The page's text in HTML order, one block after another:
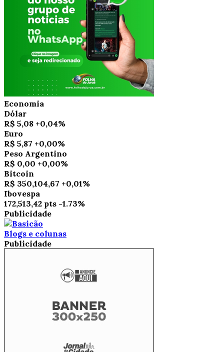
Economia
Dólar
R$ 5,08 +0,04%
Euro
R$ 5,87 +0,00%
Peso Argentino
R$ 0,00 +0,00%
Bitcoin
R$ 350,104,67 +0,01%
Ibovespa
172,513,42 pts -1.73%
Publicidade
Blogs e colunas
Publicidade